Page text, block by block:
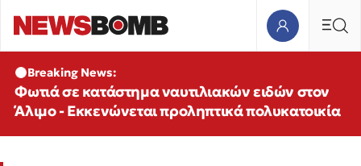
Breaking News:
Φωτιά σε κατάστημα ναυτιλιακών ειδών στον
Άλιμο - Εκκενώνεται προληπτικά πολυκατοικία